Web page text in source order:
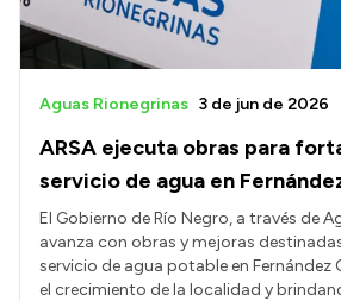
ARSA ejecuta obras para
servicio de agua en
Aguas Rionegrinas 3 de jun de 2026
El Gobierno de Río Negro, a través de
avanza con obras y mejoras
servicio de agua potable en
el crecimiento de la localidad y